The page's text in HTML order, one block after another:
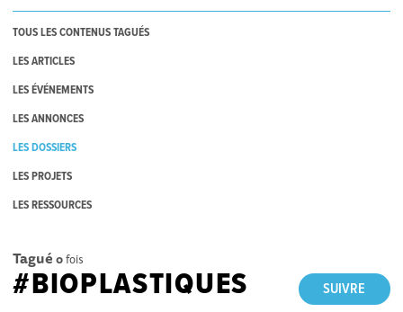
TOUS LES CONTENUS TAGUÉS
LES ARTICLES
LES ÉVÉNEMENTS
LES ANNONCES
LES DOSSIERS
LES PROJETS
LES RESSOURCES
Tagué 0fois
SUIVRE
#BIOPLASTIQUES